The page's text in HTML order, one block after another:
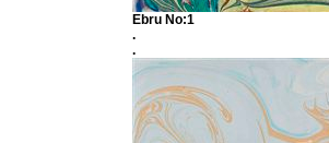
Ebru No:1
.
.